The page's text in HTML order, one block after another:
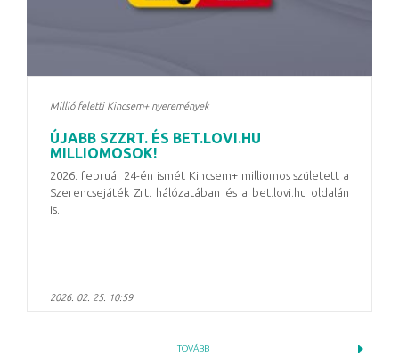
Millió feletti Kincsem+ nyeremények
ÚJABB SZZRT. ÉS BET.LOVI.HU
MILLIOMOSOK!
2026. február 24-én ismét Kincsem+ milliomos született a
Szerencsejáték Zrt. hálózatában és a bet.lovi.hu oldalán
is.
2026. 02. 25. 10:59
TOVÁBB